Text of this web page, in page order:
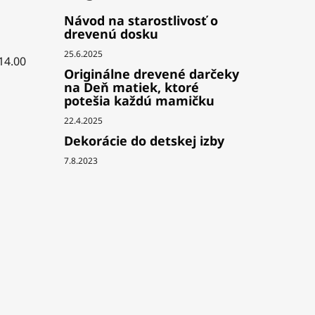
Návod na starostlivosť o
drevenú dosku
25.6.2025
Originálne drevené darčeky
na Deň matiek, ktoré
potešia každú mamičku
22.4.2025
Dekorácie do detskej izby
7.8.2023